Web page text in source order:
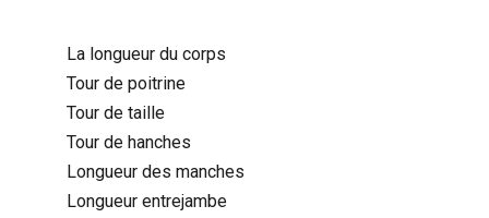
La longueur du corps
Tour de poitrine
Tour de taille
Tour de hanches
Longueur des manches
Longueur entrejambe